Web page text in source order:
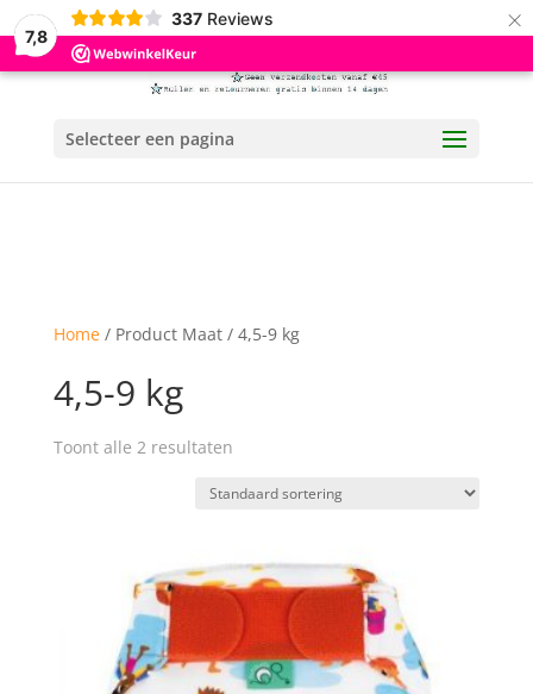
7,8
337 Reviews ×
Selecteer een pagina
Home/ Product Maat / 4,5-9 kg
4,5-9 kg
Toont alle 2 resultaten